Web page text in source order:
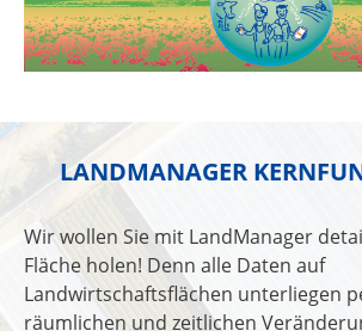
LANDMANAGER
Wir wollen Sie mit LandManager
Fläche holen! Denn alle Daten auf
Landwirtschaftsflächen unterliegen
räumlichen und zeitlichen